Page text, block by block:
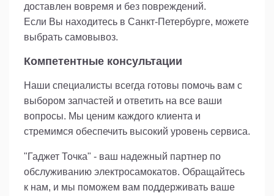
доставлен вовремя и без повреждений.
Если Вы находитесь в Санкт-Петербурге, можете
выбрать самовывоз.
Компетентные консультации
Наши специалисты всегда готовы помочь вам с
выбором запчастей и ответить на все ваши
вопросы. Мы ценим каждого клиента и
стремимся обеспечить высокий уровень сервиса.
"Гаджет Точка" - ваш надежный партнер по
обслуживанию электросамокатов. Обращайтесь
к нам, и мы поможем вам поддерживать ваше